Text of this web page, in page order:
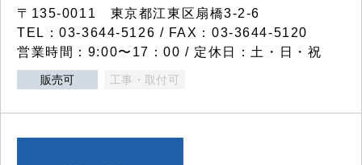
〒135-0011 東京都江東区扇橋3-2-6
TEL：03-3644-5126 / FAX：03-3644-5120
営業時間：9:00〜17：00 / 定休日：土・日・祝
販売可 工事・取付可